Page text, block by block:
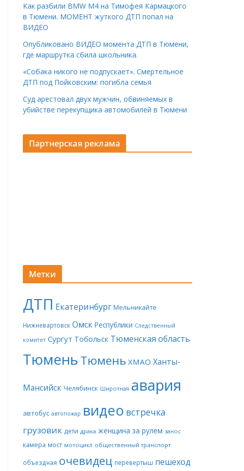
Как разбили BMW M4 на Тимофея Кармацкого
в Тюмени. МОМЕНТ жуткого ДТП попал на
ВИДЕО
Опубликовано ВИДЕО момента ДТП в Тюмени,
где маршрутка сбила школьника.
«Собака никого не подпускает». Смертельное
ДТП под Пойковским: погибла семья
Суд арестовал двух мужчин, обвиняемых в
убийстве перекупщика автомобилей в Тюмени
Партнерская реклама
Метки
ДТП Екатеринбург Мельникайте
Нижневартовск Омск Республики Следственный
комитет Сургут Тобольск Тюменская область
ТюменьТюмень ХМАО Ханты-
Мансийск Челябинск Широтная авария
автобус автопожар видео встречка
грузовик дети драка женщина за рулем занос
камера мост мотоцикл общественный транспорт
объездная очевидец перевертыш пешеход